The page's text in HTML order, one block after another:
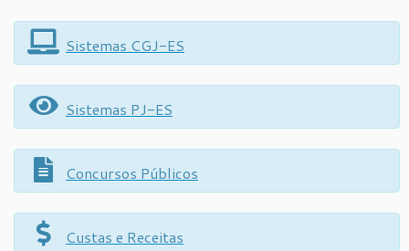
Sistemas CGJ-ES
Sistemas PJ-ES
Concursos Públicos
Custas e Receitas